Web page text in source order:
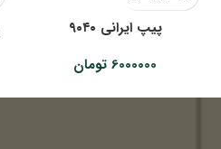
پیپ ایرانی ۹۰۴۰
6000000 تومان